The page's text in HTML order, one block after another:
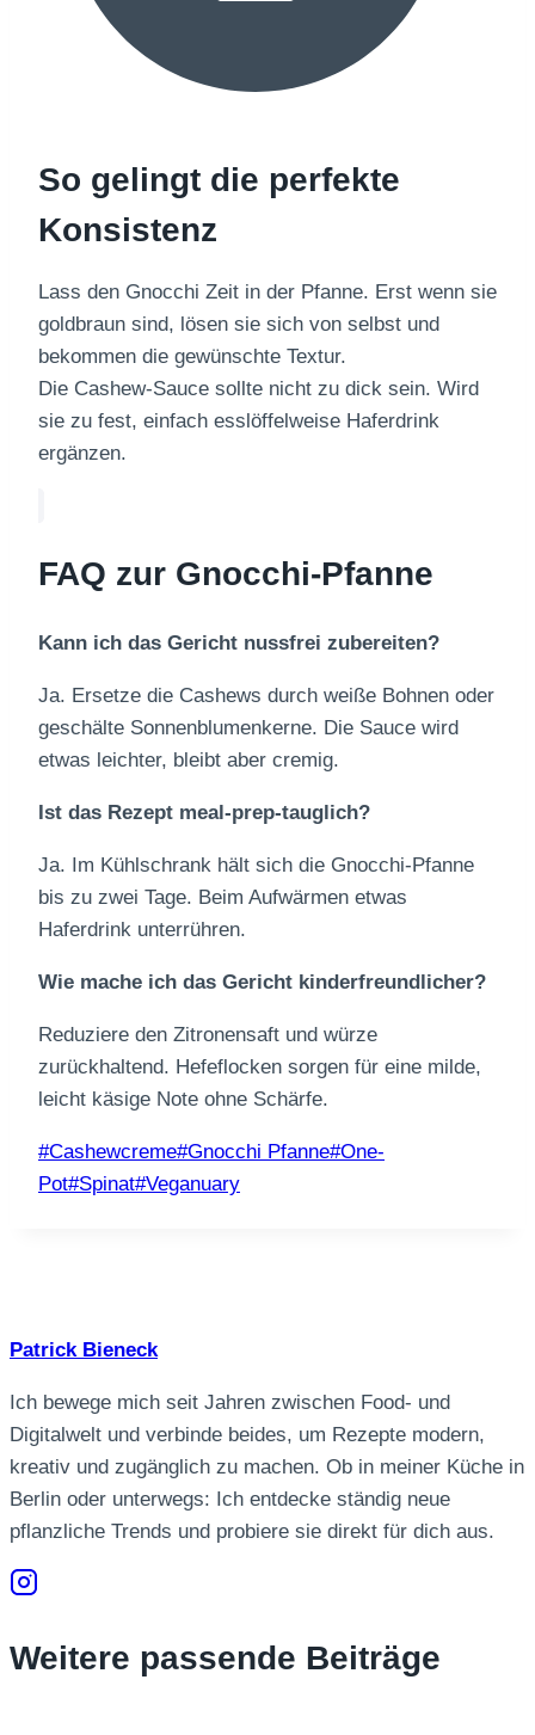
So gelingt die perfekte
Konsistenz
Lass den Gnocchi Zeit in der Pfanne. Erst wenn sie
goldbraun sind, lösen sie sich von selbst und
bekommen die gewünschte Textur.
Die Cashew-Sauce sollte nicht zu dick sein. Wird
sie zu fest, einfach esslöffelweise Haferdrink
ergänzen.
FAQ zur Gnocchi-Pfanne
Kann ich das Gericht nussfrei zubereiten?
Ja. Ersetze die Cashews durch weiße Bohnen oder
geschälte Sonnenblumenkerne. Die Sauce wird
etwas leichter, bleibt aber cremig.
Ist das Rezept meal-prep-tauglich?
Ja. Im Kühlschrank hält sich die Gnocchi-Pfanne
bis zu zwei Tage. Beim Aufwärmen etwas
Haferdrink unterrühren.
Wie mache ich das Gericht kinderfreundlicher?
Reduziere den Zitronensaft und würze
zurückhaltend. Hefeflocken sorgen für eine milde,
leicht käsige Note ohne Schärfe.
Schlagworte:
#Cashewcreme#Gnocchi Pfanne#One-
Pot#Spinat#Veganuary
Patrick Bieneck
Ich bewege mich seit Jahren zwischen Food- und
Digitalwelt und verbinde beides, um Rezepte modern,
kreativ und zugänglich zu machen. Ob in meiner Küche in
Berlin oder unterwegs: Ich entdecke ständig neue
pflanzliche Trends und probiere sie direkt für dich aus.
Weitere passende Beiträge